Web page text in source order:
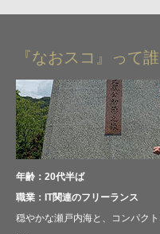
『なおスコ』って誰
年齢：20代半ば
職業：IT関連のフリーランス
穏やかな瀬戸内海と、コンパク